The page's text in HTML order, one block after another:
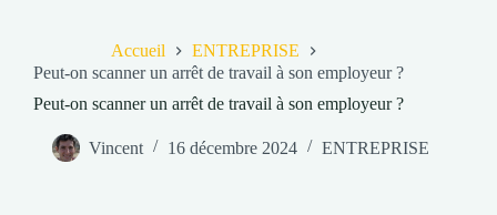
Accueil
ENTREPRISE
Peut-on scanner un arrêt de travail à son employeur ?
Peut-on scanner un arrêt de travail à son employeur ?
Vincent 16 décembre 2024 ENTREPRISE